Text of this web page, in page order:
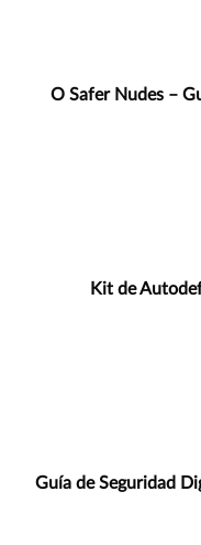
O Safer Nudes –
Kit de
Guía de Seguridad